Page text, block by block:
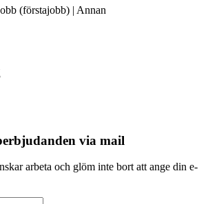
(förstajobb) | Annan
via mail
arbeta och glöm inte bort att ange din e-